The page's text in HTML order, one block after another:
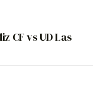
CF vs UD Las